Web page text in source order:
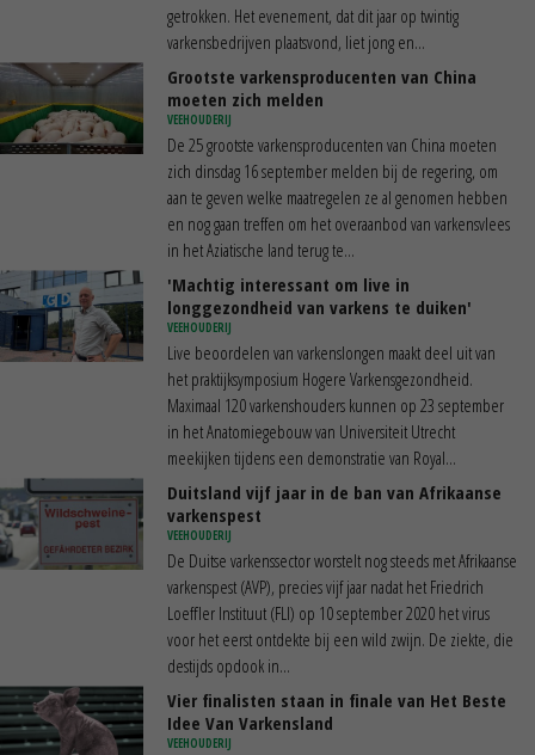
getrokken. Het evenement, dat dit jaar op twintig
varkensbedrijven plaatsvond, liet jong en...
Grootste varkensproducenten van China
moeten zich melden
VEEHOUDERIJ
De 25 grootste varkensproducenten van China moeten
zich dinsdag 16 september melden bij de regering, om
aan te geven welke maatregelen ze al genomen hebben
en nog gaan treffen om het overaanbod van varkensvlees
in het Aziatische land terug te...
'Machtig interessant om live in
longgezondheid van varkens te duiken'
VEEHOUDERIJ
Live beoordelen van varkenslongen maakt deel uit van
het praktijksymposium Hogere Varkensgezondheid.
Maximaal 120 varkenshouders kunnen op 23 september
in het Anatomiegebouw van Universiteit Utrecht
meekijken tijdens een demonstratie van Royal...
Duitsland vijf jaar in de ban van Afrikaanse
varkenspest
VEEHOUDERIJ
De Duitse varkenssector worstelt nog steeds met Afrikaanse
varkenspest (AVP), precies vijf jaar nadat het Friedrich
Loeffler Instituut (FLI) op 10 september 2020 het virus
voor het eerst ontdekte bij een wild zwijn. De ziekte, die
destijds opdook in...
Vier finalisten staan in finale van Het Beste
Idee Van Varkensland
VEEHOUDERIJ